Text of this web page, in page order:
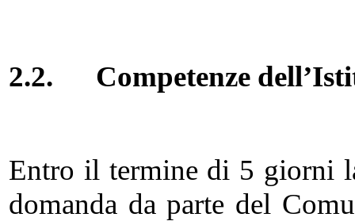
2.2. Competenze
Entro il termine di 5 giorni
domanda da parte del